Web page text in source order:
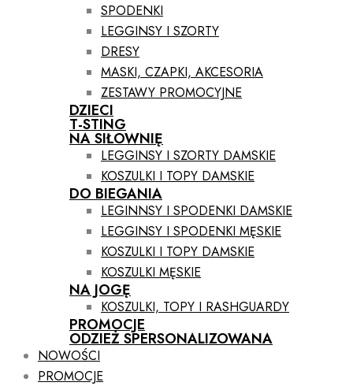
SPODENKI
LEGGINSY I SZORTY
DRESY
MASKI, CZAPKI, AKCESORIA
ZESTAWY PROMOCYJNE
DZIECI
T-STING
NA SIŁOWNIĘ
LEGGINSY I SZORTY DAMSKIE
KOSZULKI I TOPY DAMSKIE
DO BIEGANIA
LEGINNSY I SPODENKI DAMSKIE
LEGGINSY I SPODENKI MĘSKIE
KOSZULKI I TOPY DAMSKIE
KOSZULKI MĘSKIE
NA JOGĘ
KOSZULKI, TOPY I RASHGUARDY
PROMOCJE
ODZIEŻ SPERSONALIZOWANA
NOWOŚCI
PROMOCJE